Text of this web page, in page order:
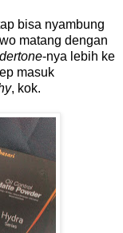
bisa nyambung
matang dengan
-nya lebih ke
masuk
, kok.